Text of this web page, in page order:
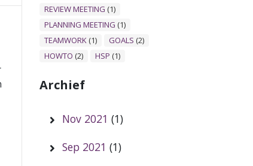
REVIEW MEETING (1)
PLANNING MEETING (1)
TEAMWORK (1) GOALS (2)
HOWTO (2) HSP (1)
Archief
Nov 2021 (1)
Sep 2021 (1)